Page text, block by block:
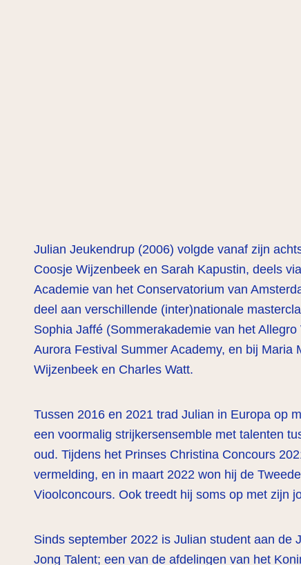
Julian Jeukendrup (2006) volgde vanaf zijn
Coosje Wijzenbeek en Sarah Kapustin, deels
Academie van het Conservatorium van
deel aan verschillende (inter)nationale
Sophia Jaffé (Sommerakademie van het
Aurora Festival Summer Academy, en bij Maria
Wijzenbeek en Charles Watt.
Tussen 2016 en 2021 trad Julian in Europa op
een voormalig strijkersensemble met talenten
oud. Tijdens het Prinses Christina Concours
vermelding, en in maart 2022 won hij de
Vioolconcours. Ook treedt hij soms op met zijn
Sinds september 2022 is Julian student aan de
Jong Talent; een van de afdelingen van het